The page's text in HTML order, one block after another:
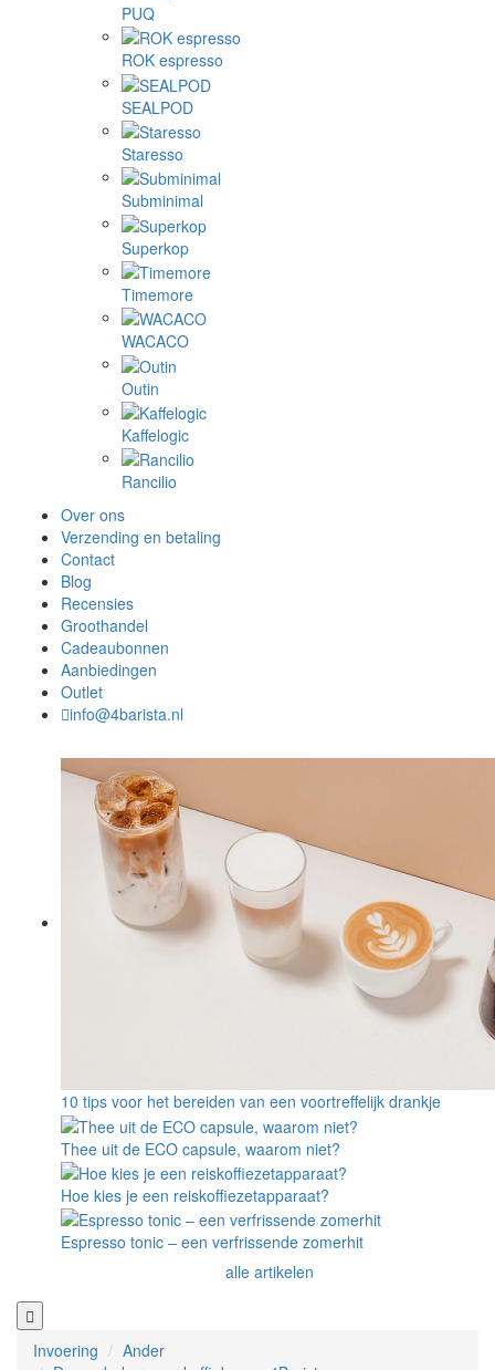
PUQ
ROK espresso
SEALPOD
Staresso
Subminimal
Superkop
Timemore
WACACO
Outin
Kaffelogic
Rancilio
Over ons
Verzending en betaling
Contact
Blog
Recensies
Groothandel
Cadeaubonnen
Aanbiedingen
Outlet
info@4barista.nl
10 tips voor het bereiden van een voortreffelijk drankje
Thee uit de ECO capsule, waarom niet?
Hoe kies je een reiskoffiezetapparaat?
Espresso tonic – een verfrissende zomerhit
alle artikelen
Invoering
Ander